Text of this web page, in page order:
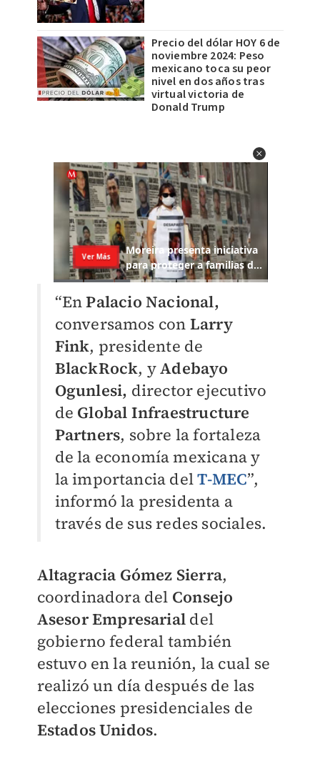
Precio del dólar HOY 6 de
noviembre 2024: Peso
mexicano toca su peor
nivel en dos años tras
virtual victoria de
Donald Trump
“EnPalacio Nacional,
conversamos con Larry
Fink, presidente de
BlackRock, yAdebayo
Ogunlesi, director ejecutivo
de Global Infraestructure
Partners, sobre la fortaleza
de la economía mexicana y
la importancia delT-MEC”,
informó la presidenta a
través de sus redes sociales.
Altagracia Gómez Sierra,
coordinadora del Consejo
Asesor Empresarial del
gobierno federal también
estuvo en la reunión, la cual se
realizó un día después de las
elecciones presidenciales de
Estados Unidos.